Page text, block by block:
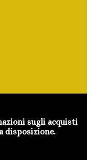
sugli acquisti
disposizione.